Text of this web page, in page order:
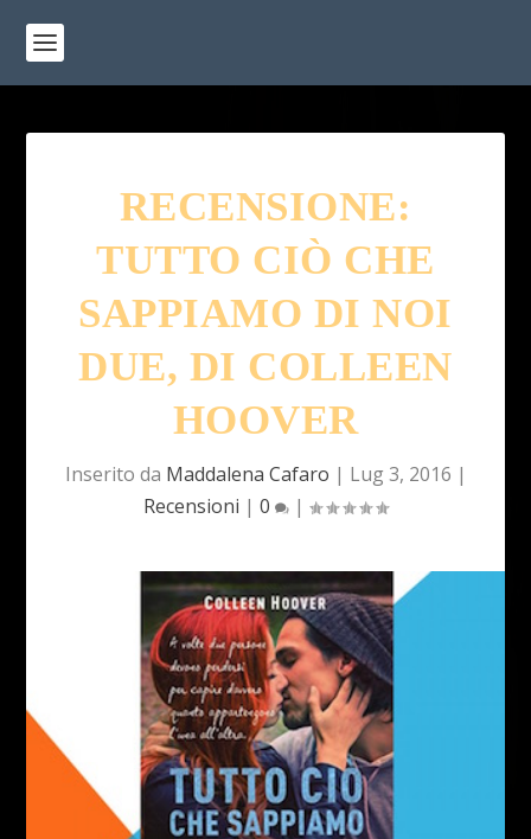
RECENSIONE:
TUTTO CIÒ CHE
SAPPIAMO DI NOI
DUE, DI COLLEEN
HOOVER
Inserito da Maddalena Cafaro | Lug 3, 2016 |
Recensioni | 0 |